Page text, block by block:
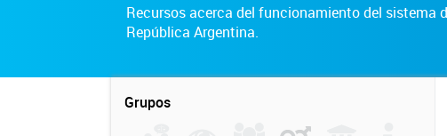
Recursos acerca del funcionamiento del sistema
República Argentina.
Grupos